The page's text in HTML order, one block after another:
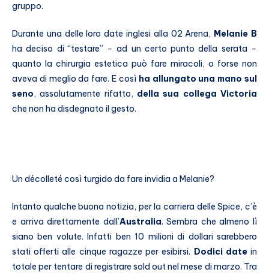
gruppo.
Durante una delle loro date inglesi alla 02 Arena, Melanie B
ha deciso di “testare” – ad un certo punto della serata –
quanto la chirurgia estetica può fare miracoli, o forse non
aveva di meglio da fare. E così ha allungato una mano sul
seno, assolutamente rifatto, della sua collega Victoria
che non ha disdegnato il gesto.
Un décolleté così turgido da fare invidia a Melanie?
Intanto qualche buona notizia, per la carriera delle Spice, c’è
e arriva direttamente dall’Australia. Sembra che almeno lì
siano ben volute. Infatti ben 10 milioni di dollari sarebbero
stati offerti alle cinque ragazze per esibirsi. Dodici datein
totale per tentare di registrare sold out nel mese di marzo. Tra